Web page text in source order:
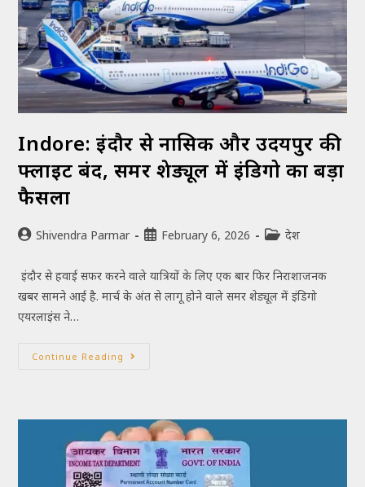
Indore: इंदौर से नासिक और उदयपुर की
फ्लाइट बंद, समर शेड्यूल में इंडिगो का बड़ा
फैसला
Shivendra Parmar February 6, 2026 देश
इंदौर से हवाई सफर करने वाले यात्रियों के लिए एक बार फिर निराशाजनक
खबर सामने आई है. मार्च के अंत से लागू होने वाले समर शेड्यूल में इंडिगो
एयरलाइंस ने…
Continue Reading